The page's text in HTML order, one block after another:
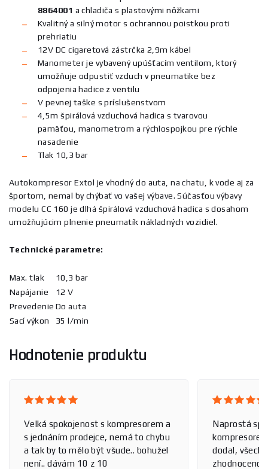
8864001 a chladiča s plastovými nôžkami
Kvalitný a silný motor s ochrannou poistkou proti
prehriatiu
12V DC cigaretová zástrčka 2,9m kábel
Manometer je vybavený upúšťacím ventilom, ktorý
umožňuje odpustiť vzduch v pneumatike bez
odpojenia hadice z ventilu
V pevnej taške s príslušenstvom
4,5m špirálová vzduchová hadica s tvarovou
pamäťou, manometrom a rýchlospojkou pre rýchle
nasadenie
Tlak 10,3 bar
Autokompresor Extol je vhodný do auta, na chatu, k vode aj za
športom, nemal by chýbať vo vašej výbave. Súčasťou výbavy
modelu CC 160 je dlhá špirálová vzduchová hadica s dosahom
umožňujúcim plnenie pneumatík nákladných vozidiel.
Technické parametre:
Max. tlak
10,3 bar
Napájanie
12 V
Prevedenie Do auta
Sací výkon
35 l/min
Hodnotenie produktu
Velká spokojenost s kompresorem a
s jednáním prodejce, nemá to chybu
a tak by to mělo být všude.. bohužel
není.. dávám 10 z 10
Naprostá
dodal,
zhodnoceno